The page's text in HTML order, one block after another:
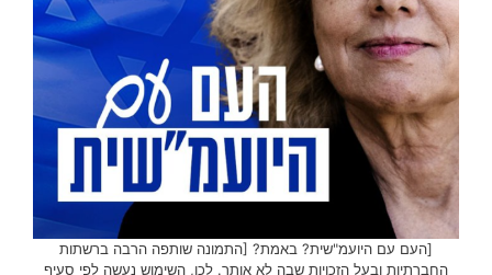
[העם עם היועמ"שית? באמת? [התמונה שותפה הרבה ברשתות
החברתיות ובעל הזכויות שבה לא אותר. לכן, השימוש נעשה לפי סעיף